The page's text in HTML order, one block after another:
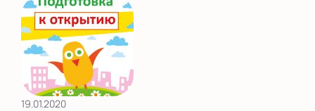
19.01.2020